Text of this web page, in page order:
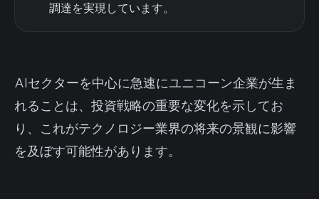
調達を実現しています。
AIセクターを中心に急速にユニコーン企業が生ま
れることは、投資戦略の重要な変化を示してお
り、これがテクノロジー業界の将来の景観に影響
を及ぼす可能性があります。